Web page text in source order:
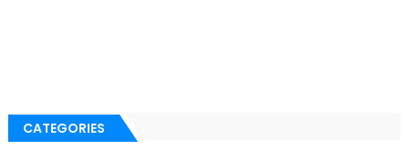
CATEGORIES